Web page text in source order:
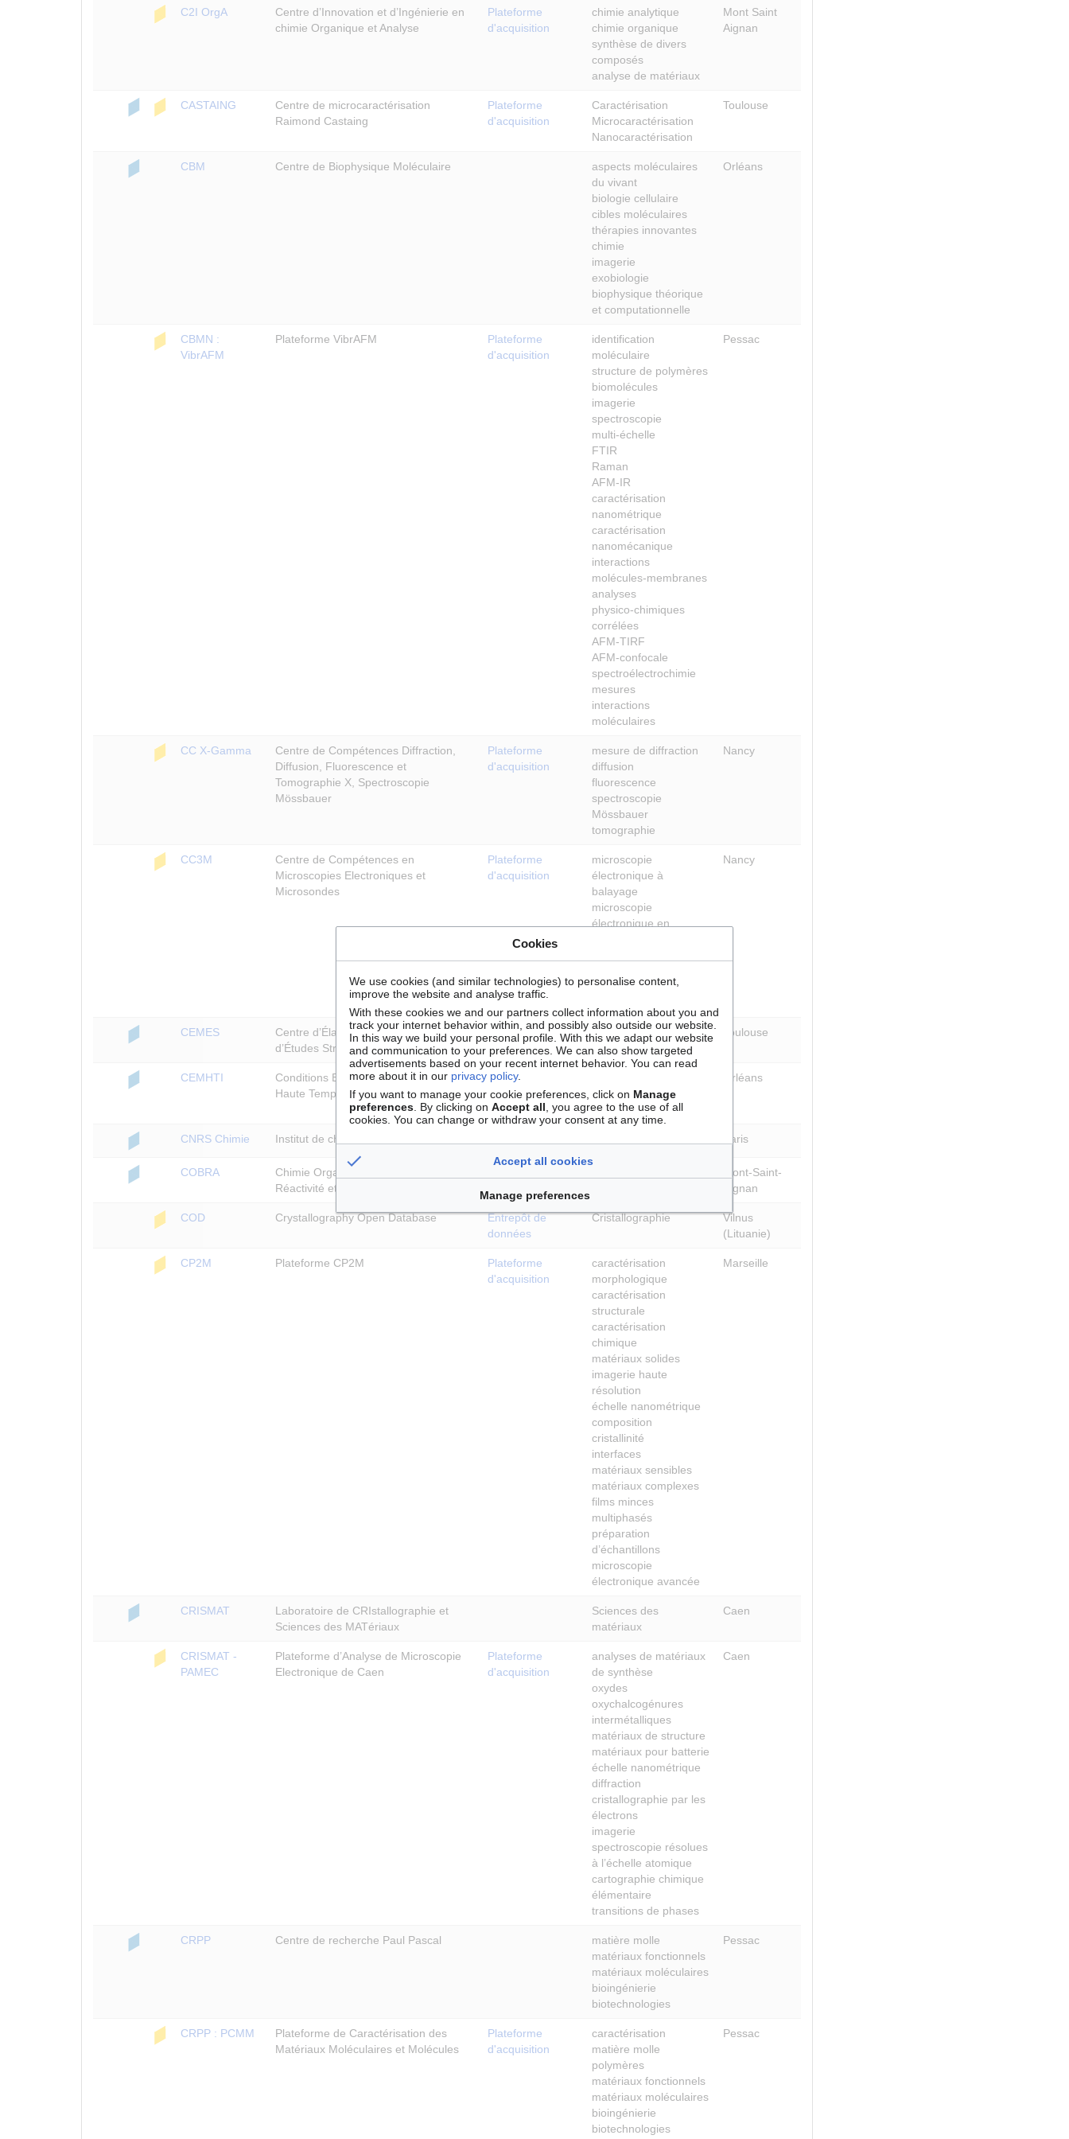
C2I OrgA
Centre d’Innovation et d’Ingénierie en
chimie Organique et Analyse
Plateforme
d'acquisition
chimie analytique
chimie organique
synthèse de divers
composés
analyse de matériaux
Mont Saint
Aignan
CASTAING
Centre de microcaractérisation
Raimond Castaing
Plateforme
d'acquisition
Caractérisation
Microcaractérisation
Nanocaractérisation
Toulouse
CBM Centre de Biophysique Moléculaire
aspects moléculaires
du vivant
biologie cellulaire
cibles moléculaires
thérapies innovantes
chimie
imagerie
exobiologie
biophysique théorique
et computationnelle
Orléans
CBMN :
VibrAFM
Plateforme VibrAFM
Plateforme
d'acquisition
identification
moléculaire
structure de polymères
biomolécules
imagerie
spectroscopie
multi‑échelle
FTIR
Raman
AFM‑IR
caractérisation
nanométrique
caractérisation
nanomécanique
interactions
molécules‑membranes
analyses
physico‑chimiques
corrélées
AFM‑TIRF
AFM‑confocale
spectroélectrochimie
mesures
interactions
moléculaires
Pessac
CC X-Gamma
Centre de Compétences Diffraction,
Diffusion, Fluorescence et
Tomographie X, Spectroscopie
Mössbauer
Plateforme
d'acquisition
mesure de diffraction
diffusion
fluorescence
spectroscopie
Mössbauer
tomographie
Nancy
CC3M
Centre de Compétences en
Microscopies Electroniques et
Microsondes
Plateforme
d'acquisition
microscopie
électronique à
balayage
microscopie
électronique en
faisceau d’ions focalisé
Nancy
CEMES
Centre d’Élaboration de Matériaux et
d’Études Structurales
Toulouse
CEMHTI
Conditions Extrêmes et Matériaux :
Haute Température et Irradiation
matériaux
Conditions Extrêmes
Orléans
CNRS Chimie Institut de chimie du CNRS Paris
COBRA
Chimie Organique et Bioorganique :
Réactivité et Analyse
Mont-Saint-
Aignan
COD Crystallography Open Database
Entrepôt de
données
Cristallographie
Vilnus
(Lituanie)
CP2M Plateforme CP2M
Plateforme
d'acquisition
caractérisation
morphologique
caractérisation
structurale
caractérisation
chimique
matériaux solides
imagerie haute
résolution
échelle nanométrique
composition
cristallinité
interfaces
matériaux sensibles
matériaux complexes
films minces
multiphasés
préparation
d’échantillons
microscopie
électronique avancée
Marseille
CRISMAT
Laboratoire de CRIstallographie et
Sciences des MATériaux
Sciences des
matériaux
Caen
CRISMAT -
PAMEC
Plateforme d’Analyse de Microscopie
Electronique de Caen
Plateforme
d'acquisition
analyses de matériaux
de synthèse
oxydes
oxychalcogénures
intermétalliques
matériaux de structure
matériaux pour batterie
échelle nanométrique
diffraction
cristallographie par les
électrons
imagerie
spectroscopie résolues
à l’échelle atomique
cartographie chimique
élémentaire
transitions de phases
Caen
CRPP Centre de recherche Paul Pascal
matière molle
matériaux fonctionnels
matériaux moléculaires
bioingénierie
biotechnologies
Pessac
CRPP : PCMM
Plateforme de Caractérisation des
Matériaux Moléculaires et Molécules
Plateforme
d'acquisition
caractérisation
matière molle
polymères
matériaux fonctionnels
matériaux moléculaires
bioingénierie
biotechnologies
Pessac
Cookies
We use cookies (and similar technologies) to personalise content,
improve the website and analyse traffic.
With these cookies we and our partners collect information about you and
track your internet behavior within, and possibly also outside our website.
In this way we build your personal profile. With this we adapt our website
and communication to your preferences. We can also show targeted
advertisements based on your recent internet behavior. You can read
more about it in our privacy policy.
If you want to manage your cookie preferences, click on Manage
preferences . By clicking on Accept all , you agree to the use of all
cookies. You can change or withdraw your consent at any time.
Accept all cookies
Manage preferences